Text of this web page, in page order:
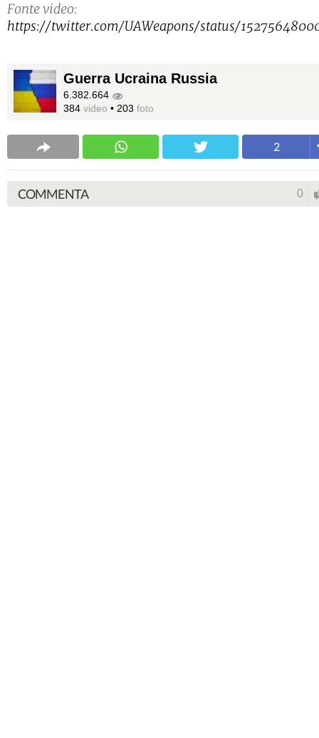
Fonte video:
https://twitter.com/UAWeapons/status/
Guerra Ucraina Russia
6.382.664
384 video • 203 foto
2
COMMENTA 0